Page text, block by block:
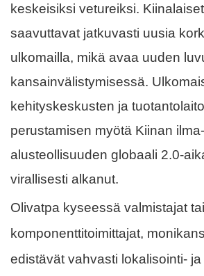
keskeisiksi vetureiksi.
saavuttavat jatkuvasti uusia
ulkomailla, mikä avaa uuden
kansainvälistymisessä.
kehityskeskusten ja
perustamisen myötä Kiinan ilma-
alusteollisuuden globaali 2.0-
virallisesti alkanut.
Olivatpa kyseessä valmistajat tai
komponenttitoimittajat,
edistävät vahvasti lokalisointi- ja